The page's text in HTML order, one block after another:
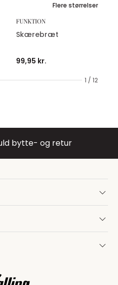
1 / 12
Flere størrelser
FUNKTION
Skærebræt
99,95 kr.
bytte- og retur